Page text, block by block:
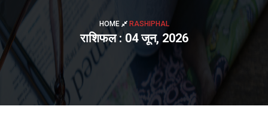
HOME RASHIPHAL
राशिफल : 04 जून, 2026